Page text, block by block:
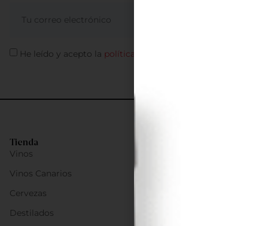
Tienda
Vinos
Vinos Canarios
Cervezas
Destilados
He leído y acepto la política de privacidad